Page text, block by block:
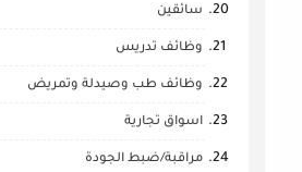
سائقين
وظائف تدريس
وظائف طب وصيدلة وتمريض
اسواق تجارية
مراقبة/ضبط الجودة